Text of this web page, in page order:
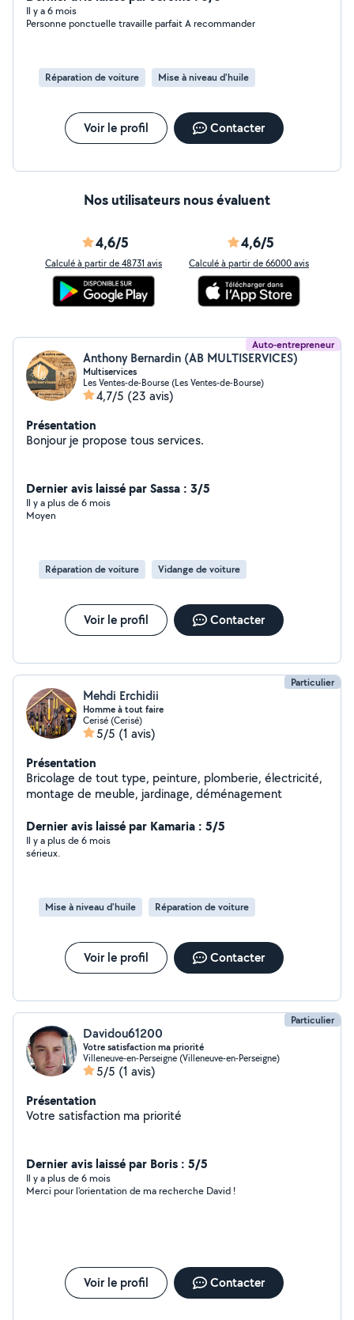
Il y a 6 mois
Personne ponctuelle travaille parfait A recommander
Réparation de voiture Mise à niveau d'huile
Voir le profil Contacter
Nos utilisateurs nous évaluent
4,6/5
Calculé à partir de 48731 avis
4,6/5
Calculé à partir de 66000 avis
Auto-entrepreneur
Anthony Bernardin (AB MULTISERVICES)
Multiservices
Les Ventes-de-Bourse (Les Ventes-de-Bourse)
4,7/5 (23 avis)
Présentation
Bonjour je propose tous services.
Dernier avis laissé par Sassa : 3/5
Il y a plus de 6 mois
Moyen
Réparation de voiture Vidange de voiture
Voir le profil Contacter
Particulier
Mehdi Erchidii
Homme à tout faire
Cerisé (Cerisé)
5/5 (1 avis)
Présentation
Bricolage de tout type, peinture, plomberie, électricité,
montage de meuble, jardinage, déménagement
Dernier avis laissé par Kamaria : 5/5
Il y a plus de 6 mois
sérieux.
Mise à niveau d'huile Réparation de voiture
Voir le profil Contacter
Particulier
Davidou61200
Votre satisfaction ma priorité
Villeneuve-en-Perseigne (Villeneuve-en-Perseigne)
5/5 (1 avis)
Présentation
Votre satisfaction ma priorité
Dernier avis laissé par Boris : 5/5
Il y a plus de 6 mois
Merci pour l’orientation de ma recherche David !
Voir le profil Contacter